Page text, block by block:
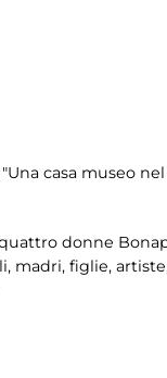
casa museo
donne
madri, figlie,